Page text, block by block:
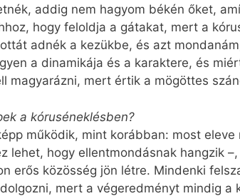
addig nem hagyom békén őket,
hogy feloldja a gátakat, mert a
adnék a kezükbe, és azt
a dinamikája és a karaktere, és
magyarázni, mert értik a mögöttes
a kóruséneklésben?
működik, mint korábban: most eleve
lehet, hogy ellentmondásnak hangzik
erős közösség jön létre. Mindenki
mert a végeredményt mindig a